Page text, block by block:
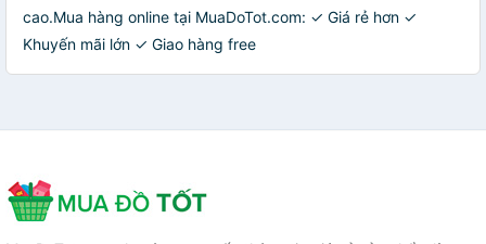
cao.Mua hàng online tại MuaDoTot.com: ✓ Giá rẻ hơn ✓
Khuyến mãi lớn ✓ Giao hàng free